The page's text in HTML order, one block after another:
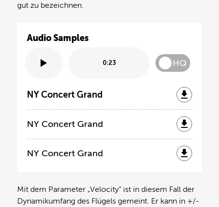
gut zu bezeichnen.
Audio Samples
0:23 HQ
NY Concert Grand
NY Concert Grand
NY Concert Grand
Mit dem Parameter „Velocity“ ist in diesem Fall der
Dynamikumfang des Flügels gemeint. Er kann in +/-